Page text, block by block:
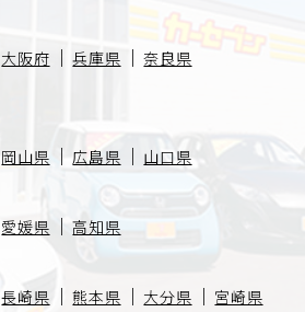
大阪府 兵庫県
奈良県
岡山県 広島県 山口県
愛媛県 高知県
長崎県 熊本県 大分県
宮崎県